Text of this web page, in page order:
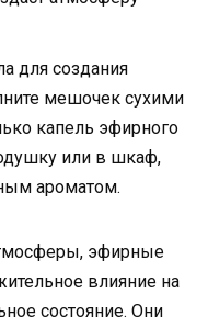
для создания
мешочек сухими
капель эфирного
или в шкаф,
ароматом.
эфирные
влияние на
состояние. Они